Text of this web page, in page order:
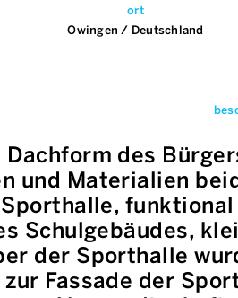
ort
Owingen / Deutschland
Dachform des
und Materialien
Schulgebäudes,
der Sporthalle
Fassade der